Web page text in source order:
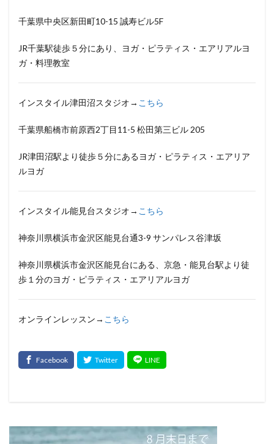
千葉県中央区新田町10-15 誠寿ビル5F
JR千葉駅徒歩５分にあり、ヨガ・ピラティス・エアリアルヨ
ガ・料理教室
インスタイル津田沼スタジオ→ こちら
千葉県船橋市前原西2丁目11-5 松田第三ビル 205
JR津田沼駅より徒歩５分にあるヨガ・ピラティス・エアリア
ルヨガ
インスタイル能見台スタジオ→ こちら
神奈川県横浜市金沢区能見台通3-9 サンパレス谷津坂
神奈川県横浜市金沢区能見台にある、京急・能見台駅より徒
歩１分のヨガ・ピラティス・エアリアルヨガ
オンラインレッスン→ こちら